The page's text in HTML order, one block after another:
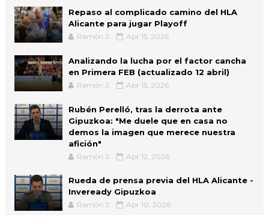
Repaso al complicado camino del HLA
Alicante para jugar Playoff
Ramón J. Apr 15, 2026
Analizando la lucha por el factor cancha
en Primera FEB (actualizado 12 abril)
Ramón J. Apr 15, 2026
Rubén Perelló, tras la derrota ante
Gipuzkoa: "Me duele que en casa no
demos la imagen que merece nuestra
afición"
Ramón J. Apr 12, 2026
Rueda de prensa previa del HLA Alicante -
Inveready Gipuzkoa
Ramón J. Apr 10, 2026